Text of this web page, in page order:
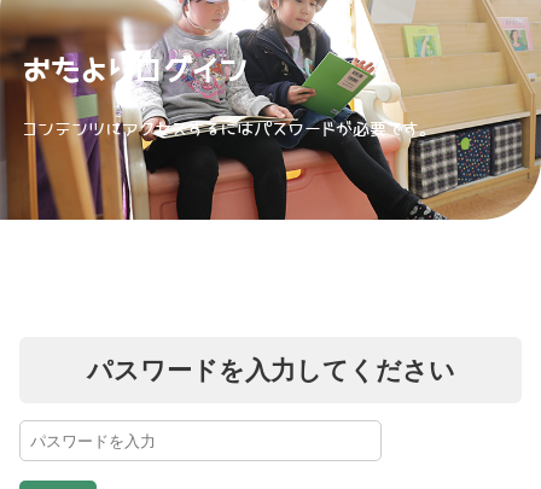
おたよりログイン
コンテンツにアクセスするにはパスワードが必要です。
パスワードを入力してください